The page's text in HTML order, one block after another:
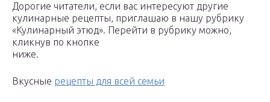
Дорогие читатели, если вас интересуют другие
кулинарные рецепты, приглашаю в нашу рубрику
«Кулинарный этюд». Перейти в рубрику можно,
кликнув по кнопке
ниже.
Вкусные рецепты для всей семьи